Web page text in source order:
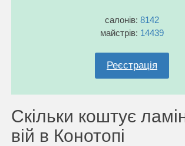
салонів: 8142
майстрів: 14439
Реєстрація
Скільки коштує
вій в Конотопі